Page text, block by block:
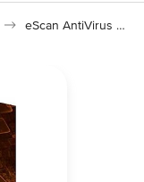
eScan AntiVirus Edition with Cloud Security for SMB